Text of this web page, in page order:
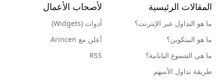
المقالات الرئيسية
ما هو التداول عبر الإنترنت؟
ما هو البيتكوين؟
ما هي الشموع اليابانية؟
طريقة تداول الأسهم
لأصحاب الأعمال
أدوات (Widgets)
أعلن مع Arincen
RSS